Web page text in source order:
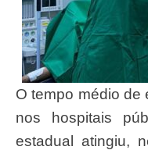
O tempo médio de espera por cirurgias eletivas
nos hospitais
estadual atingiu,